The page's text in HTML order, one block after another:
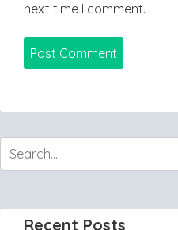
next time I comment.
Recent Posts